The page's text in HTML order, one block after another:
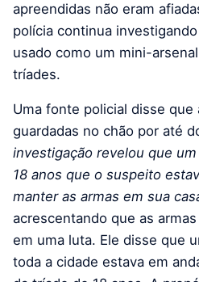
apreendidas não eram
polícia continua
usado como um mini-
tríades.
Uma fonte policial disse que
guardadas no chão por até
investigação revelou que
18 anos que o suspeito
manter as armas em sua
acrescentando que as
em uma luta. Ele disse que
toda a cidade estava em